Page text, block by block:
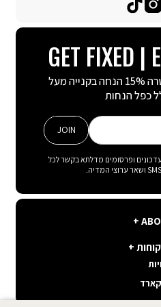
fix
באתר
קיסריה
לקוחות
שלי
GET FIXED |
נרשמים ומקבלים אקסטרה 15% הנחה בקנייה מעל
ופרסומים מדלתא בקשר לכל
JOIN